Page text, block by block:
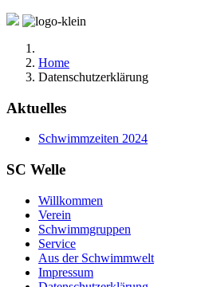
Home
Datenschutzerklärung
Aktuelles
Schwimmzeiten 2024
SC Welle
Willkommen
Verein
Schwimmgruppen
Service
Aus der Schwimmwelt
Impressum